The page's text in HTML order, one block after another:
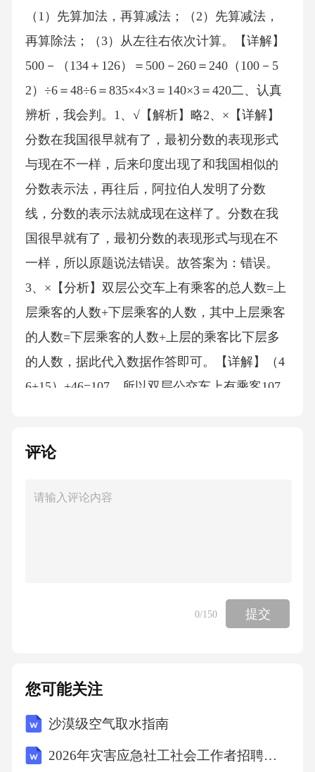
（1）先算加法，再算减法；（2）先算减法，
再算除法；（3）从左往右依次计算。【详解】
500－（134＋126）＝500－260＝240（100－5
2）÷6＝48÷6＝835×4×3＝140×3＝420二、认真
辨析，我会判。1、√【解析】略2、×【详解】
分数在我国很早就有了，最初分数的表现形式
与现在不一样，后来印度出现了和我国相似的
分数表示法，再往后，阿拉伯人发明了分数
线，分数的表示法就成现在这样了。分数在我
国很早就有了，最初分数的表现形式与现在不
一样，所以原题说法错误。故答案为：错误。
3、×【分析】双层公交车上有乘客的总人数=上
层乘客的人数+下层乘客的人数，其中上层乘客
的人数=下层乘客的人数+上层的乘客比下层多
的人数，据此代入数据作答即可。【详解】（4
6+15）+46=107，所以双层公交车上有乘客107
方形周长和比原长方形的周长多了原长方形2条
判断错误。【点睛】把一个大长方形分成两个
察，我会填。1、旋转平移【详解】自行车车轮
移现象；故答案为：旋转，平移。2、9【详
解】略3、8020【详解】【分析】用一根80厘米
评论
0/150 提交
您可能关注
沙漠级空气取水指南
2026年灾害应急社工社会工作者招聘考试笔试试题（含答案）